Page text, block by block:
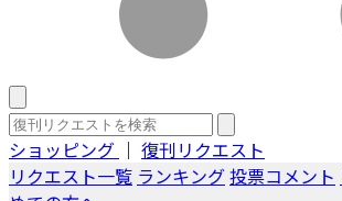
ショッピング ｜ 復刊リクエスト
リクエスト一覧 ランキング投票コメント